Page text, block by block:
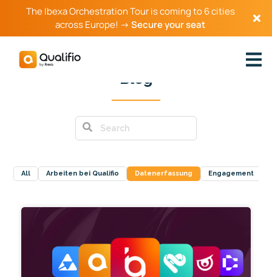
The Ibexa Orchestration Tour is coming to 6 cities
across Europe! →Secure your seat
Blog
All Arbeiten bei Qualifio Datenerfassung Engagement